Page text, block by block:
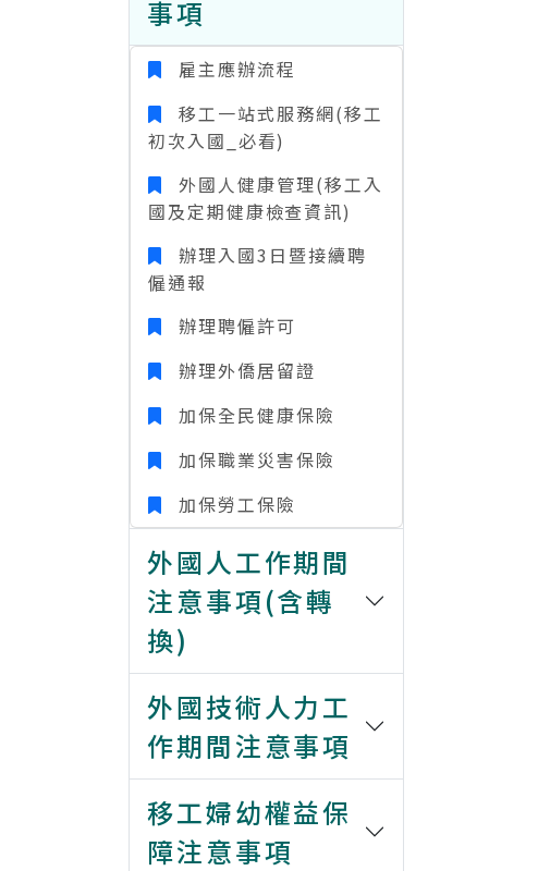
事項
雇主應辦流程
移工一站式服務網(移工
初次入國_必看)
外國人健康管理(移工入
國及定期健康檢查資訊)
辦理入國3日暨接續聘
僱通報
辦理聘僱許可
辦理外僑居留證
加保全民健康保險
加保職業災害保險
加保勞工保險
外國人工作期間
注意事項(含轉
換)
外國技術人力工
作期間注意事項
移工婦幼權益保
障注意事項